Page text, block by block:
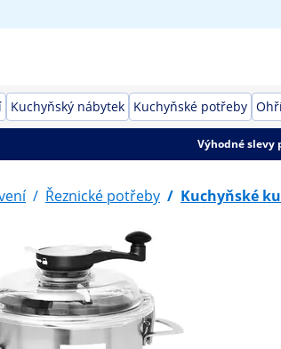
Kuchyňský nábytek Kuchyňské potřeby
Výhodné slevy
/ Řeznické potřeby / Kuchyňské